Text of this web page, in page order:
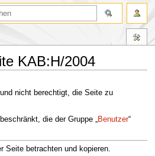
KAB:H/2004
nicht berechtigt, die Seite zu
die der Gruppe „
Benutzer“
Seite betrachten und kopieren.